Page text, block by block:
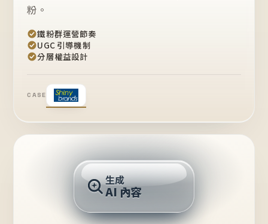
粉。
鐵粉群運營節奏
UGC 引導機制
分層權益設計
CASE
推薦的台灣品牌？
生成
AI 內容